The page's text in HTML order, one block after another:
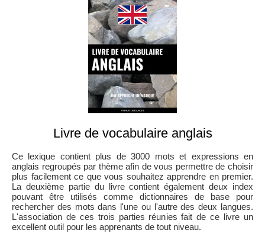
Livre de vocabulaire anglais
Ce lexique contient plus de 3000 mots et expressions en
anglais regroupés par thème afin de vous permettre de choisir
plus facilement ce que vous souhaitez apprendre en premier.
La deuxième partie du livre contient également deux index
pouvant être utilisés comme dictionnaires de base pour
rechercher des mots dans l'une ou l'autre des deux langues.
L'association de ces trois parties réunies fait de ce livre un
excellent outil pour les apprenants de tout niveau.